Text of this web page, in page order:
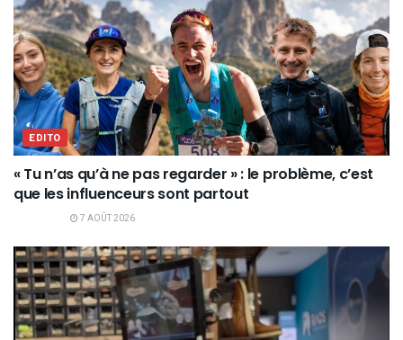
EDITO
« Tu n’as qu’à ne pas regarder » : le problème, c’est
que les influenceurs sont partout
7 AOÛT 2026